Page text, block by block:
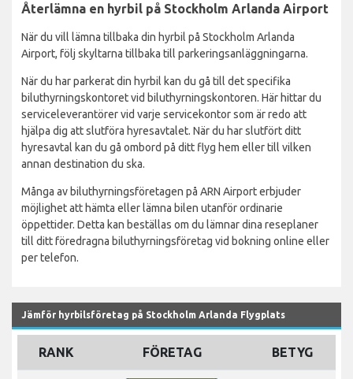
Återlämna en hyrbil på Stockholm Arlanda Airport
När du vill lämna tillbaka din hyrbil på Stockholm Arlanda
Airport, följ skyltarna tillbaka till parkeringsanläggningarna.
När du har parkerat din hyrbil kan du gå till det specifika
biluthyrningskontoret vid biluthyrningskontoren. Här hittar du
serviceleverantörer vid varje servicekontor som är redo att
hjälpa dig att slutföra hyresavtalet. När du har slutfört ditt
hyresavtal kan du gå ombord på ditt flyg hem eller till vilken
annan destination du ska.
Många av biluthyrningsföretagen på ARN Airport erbjuder
möjlighet att hämta eller lämna bilen utanför ordinarie
öppettider. Detta kan beställas om du lämnar dina reseplaner
till ditt föredragna biluthyrningsföretag vid bokning online eller
per telefon.
Jämför hyrbilsföretag på Stockholm Arlanda Flygplats
RANK FÖRETAG BETYG